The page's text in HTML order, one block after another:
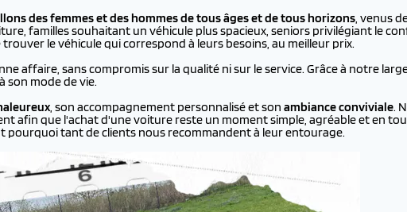
des femmes et des hommes de tous âges et de tous horizons, venus
familles souhaitant un véhicule plus spacieux, seniors privilégiant le
le véhicule qui correspond à leurs besoins, au meilleur prix.
affaire, sans compromis sur la qualité ni sur le service. Grâce à notre
son mode de vie.
, son accompagnement personnalisé et son ambiance conviviale.
afin que l'achat d'une voiture reste un moment simple, agréable et en
pourquoi tant de clients nous recommandent à leur entourage.